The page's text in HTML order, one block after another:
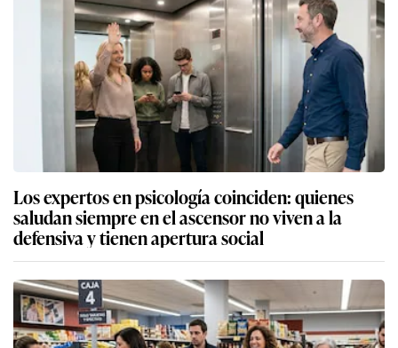
Los expertos en psicología coinciden: quienes
saludan siempre en el ascensor no viven a la
defensiva y tienen apertura social